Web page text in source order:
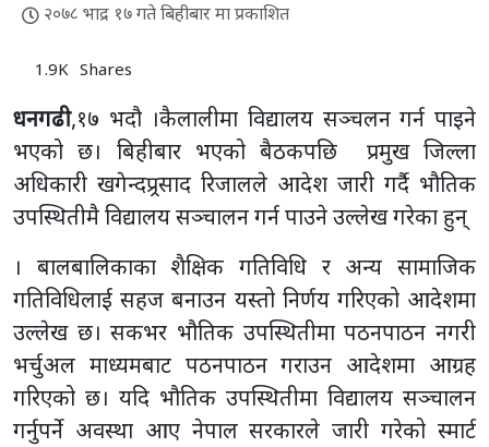
२०७८ भाद्र १७ गते बिहीबार मा प्रकाशित
1.9K Shares
धनगढी,१७ भदौ ।कैलालीमा विद्यालय सञ्चलन गर्न पाइने
भएको छ। बिहीबार भएको बैठकपछि प्रमुख जिल्ला
अधिकारी खगेन्दप्र्रसाद रिजालले आदेश जारी गर्दै भौतिक
उपस्थितीमै विद्यालय सञ्चालन गर्न पाउने उल्लेख गरेका हुन्
। बालबालिकाका शैक्षिक गतिविधि र अन्य सामाजिक
गतिविधिलाई सहज बनाउन यस्तो निर्णय गरिएको आदेशमा
उल्लेख छ। सकभर भौतिक उपस्थितीमा पठनपाठन नगरी
भर्चुअल माध्यमबाट पठनपाठन गराउन आदेशमा आग्रह
गरिएको छ। यदि भौतिक उपस्थितीमा विद्यालय सञ्चालन
गर्नुपर्ने अवस्था आए नेपाल सरकारले जारी गरेको स्मार्ट